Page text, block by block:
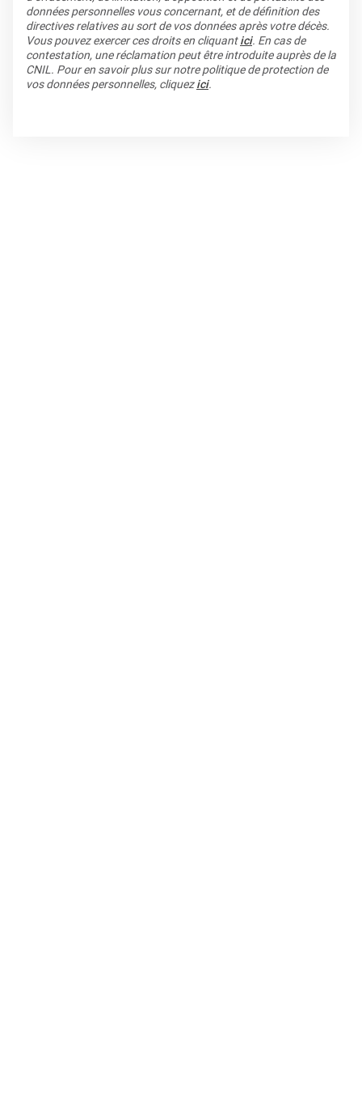
données personnelles vous concernant, et de définition des
directives relatives au sort de vos données après votre décès.
Vous pouvez exercer ces droits en cliquantici. En cas de
contestation, une réclamation peut être introduite auprès de la
CNIL. Pour en savoir plus sur notre politique de protection de
vos données personnelles, cliquezici.